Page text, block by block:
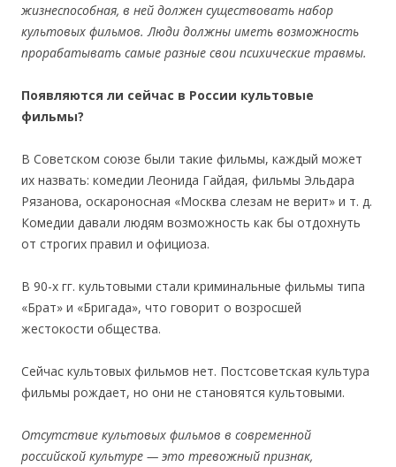
жизнеспособная, в ней должен существовать набор
культовых фильмов. Люди должны иметь возможность
прорабатывать самые разные свои психические травмы.
Появляются ли сейчас в России культовые
фильмы?
В Советском союзе были такие фильмы, каждый может
их назвать: комедии Леонида Гайдая, фильмы Эльдара
Рязанова, оскароносная «Москва слезам не верит» и т. д.
Комедии давали людям возможность как бы отдохнуть
от строгих правил и официоза.
В 90-х гг. культовыми стали криминальные фильмы типа
«Брат» и «Бригада», что говорит о возросшей
жестокости общества.
Сейчас культовых фильмов нет. Постсоветская культура
фильмы рождает, но они не становятся культовыми.
Отсутствие культовых фильмов в современной
российской культуре — это тревожный признак,